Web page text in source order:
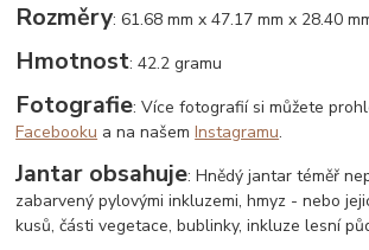
Rozměry: 61.68 mm x 47.17 mm x 28.40
Hmotnost: 42.2 gramu
Fotografie: Více fotografií si můžete
Facebooku a na našemInstagramu.
Jantar obsahuje: Hnědý jantar téměř
zabarvený pylovými inkluzemi, hmyz - nebo
kusů, části vegetace, bublinky, inkluze lesní